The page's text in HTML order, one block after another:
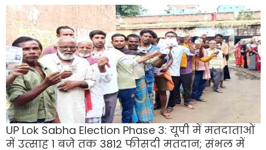
UP Lok Sabha Election Phase 3: यूपी में मतदाताओं
में उत्साह 1 बजे तक 3812 फीसदी मतदान; संभल में